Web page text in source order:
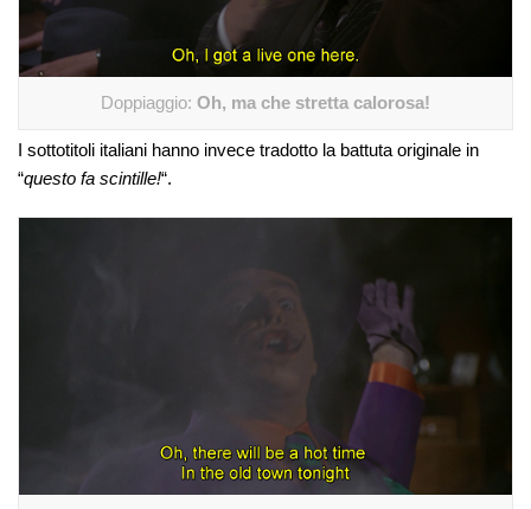
Doppiaggio: Oh, ma che stretta calorosa!
I sottotitoli italiani hanno invece tradotto la battuta originale in
“questo fa scintille!“.